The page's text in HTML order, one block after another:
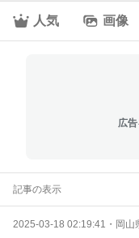
人気 画像
広
記事の表示
2025-03-18 02:19:41 ・ 岡山